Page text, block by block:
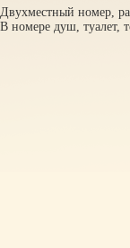
Двухместный номер,
В номере душ, туалет,